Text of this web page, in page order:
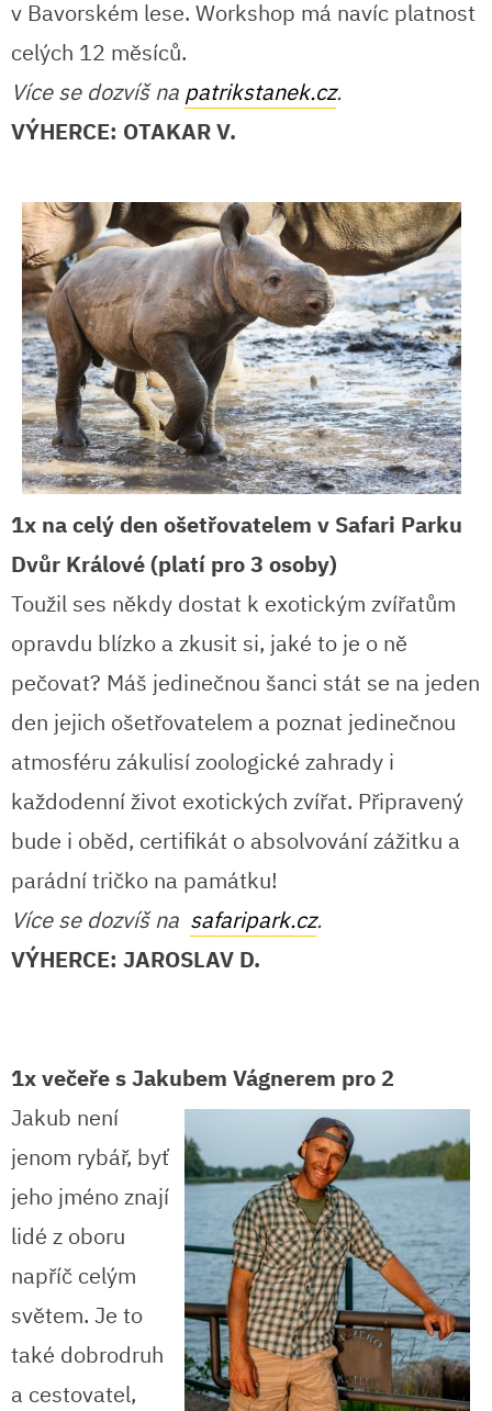
v Bavorském lese. Workshop má navíc platnost
celých 12 měsíců.
Více se dozvíš na patrikstanek.cz.
VÝHERCE: OTAKAR V.
1x na celý den ošetřovatelem v Safari Parku
Dvůr Králové (platí pro 3 osoby)
Toužil ses někdy dostat k exotickým zvířatům
opravdu blízko a zkusit si, jaké to je o ně
pečovat? Máš jedinečnou šanci stát se na jeden
den jejich ošetřovatelem a poznat jedinečnou
atmosféru zákulisí zoologické zahrady i
každodenní život exotických zvířat. Připravený
bude i oběd, certifikát o absolvování zážitku a
parádní tričko na památku!
Více se dozvíš na safaripark.cz.
VÝHERCE: JAROSLAV D.
1x večeře s Jakubem Vágnerem pro 2
Jakub není
jenom rybář, byť
jeho jméno znají
lidé z oboru
napříč celým
světem. Je to
také dobrodruh
a cestovatel,